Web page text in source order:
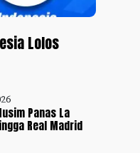
Lolos
Panas La
Real Madrid